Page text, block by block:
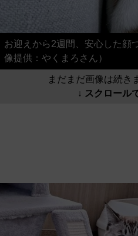
お迎えから2週間、安心した顔
像提供：やくまろさん）
まだまだ画像は続き
↓ スクロール